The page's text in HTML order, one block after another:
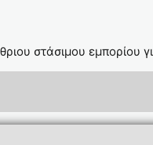
στάσιμου εμπορίου